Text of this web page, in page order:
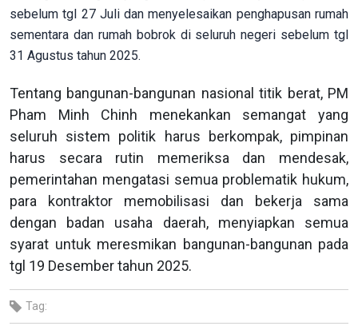
sebelum tgl 27 Juli dan menyelesaikan penghapusan rumah
sementara dan rumah bobrok di seluruh negeri sebelum tgl
31 Agustus tahun 2025.
Tentang bangunan-bangunan nasional titik berat, PM
Pham Minh Chinh menekankan semangat yang
seluruh sistem politik harus berkompak, pimpinan
harus secara rutin memeriksa dan mendesak,
pemerintahan mengatasi semua problematik hukum,
para kontraktor memobilisasi dan bekerja sama
dengan badan usaha daerah, menyiapkan semua
syarat untuk meresmikan bangunan-bangunan pada
tgl 19 Desember tahun 2025.
Tag: